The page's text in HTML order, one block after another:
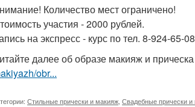
Количество мест ограничено!
участия - 2000 рублей.
на экспресс - курс по тел. 8-924-
далее об образе макияж и прическа
obr...
Стильные прически и макияж Свадебные прически и